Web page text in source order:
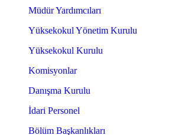
Müdür Yardımcıları
Yüksekokul Yönetim Kurulu
Yüksekokul Kurulu
Komisyonlar
Danışma Kurulu
İdari Personel
Bölüm Başkanlıkları